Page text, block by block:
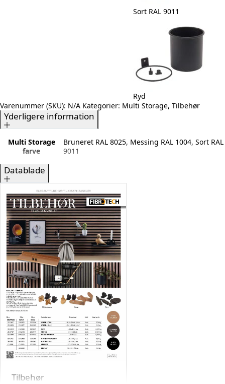
Sort RAL 9011
Ryd
Varenummer (SKU): N/A Kategorier: Multi Storage, Tilbehør
Yderligere information
Multi Storage
farve
Bruneret RAL 8025, Messing RAL 1004, Sort RAL
9011
Datablade
Tilbehør